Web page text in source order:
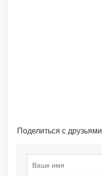
Поделиться с друзьями